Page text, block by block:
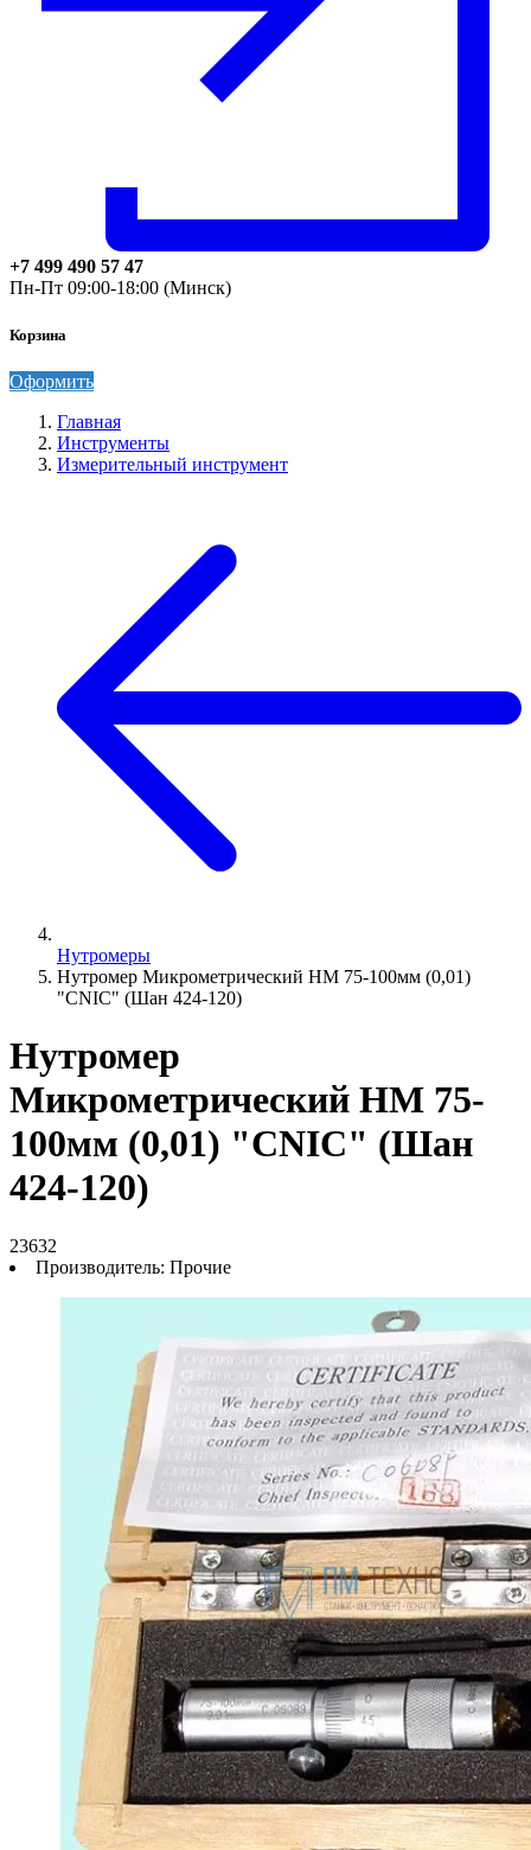
+7 499 490 57 47
Пн-Пт 09:00-18:00 (Минск)
Корзина
Оформить
Главная
Инструменты
Измерительный инструмент
Нутромеры
Нутромер Микрометрический НМ 75-100мм (0,01)
"CNIC" (Шан 424-120)
Нутромер
Микрометрический НМ 75-
100мм (0,01) "CNIC" (Шан
424-120)
23632
Производитель: Прочие